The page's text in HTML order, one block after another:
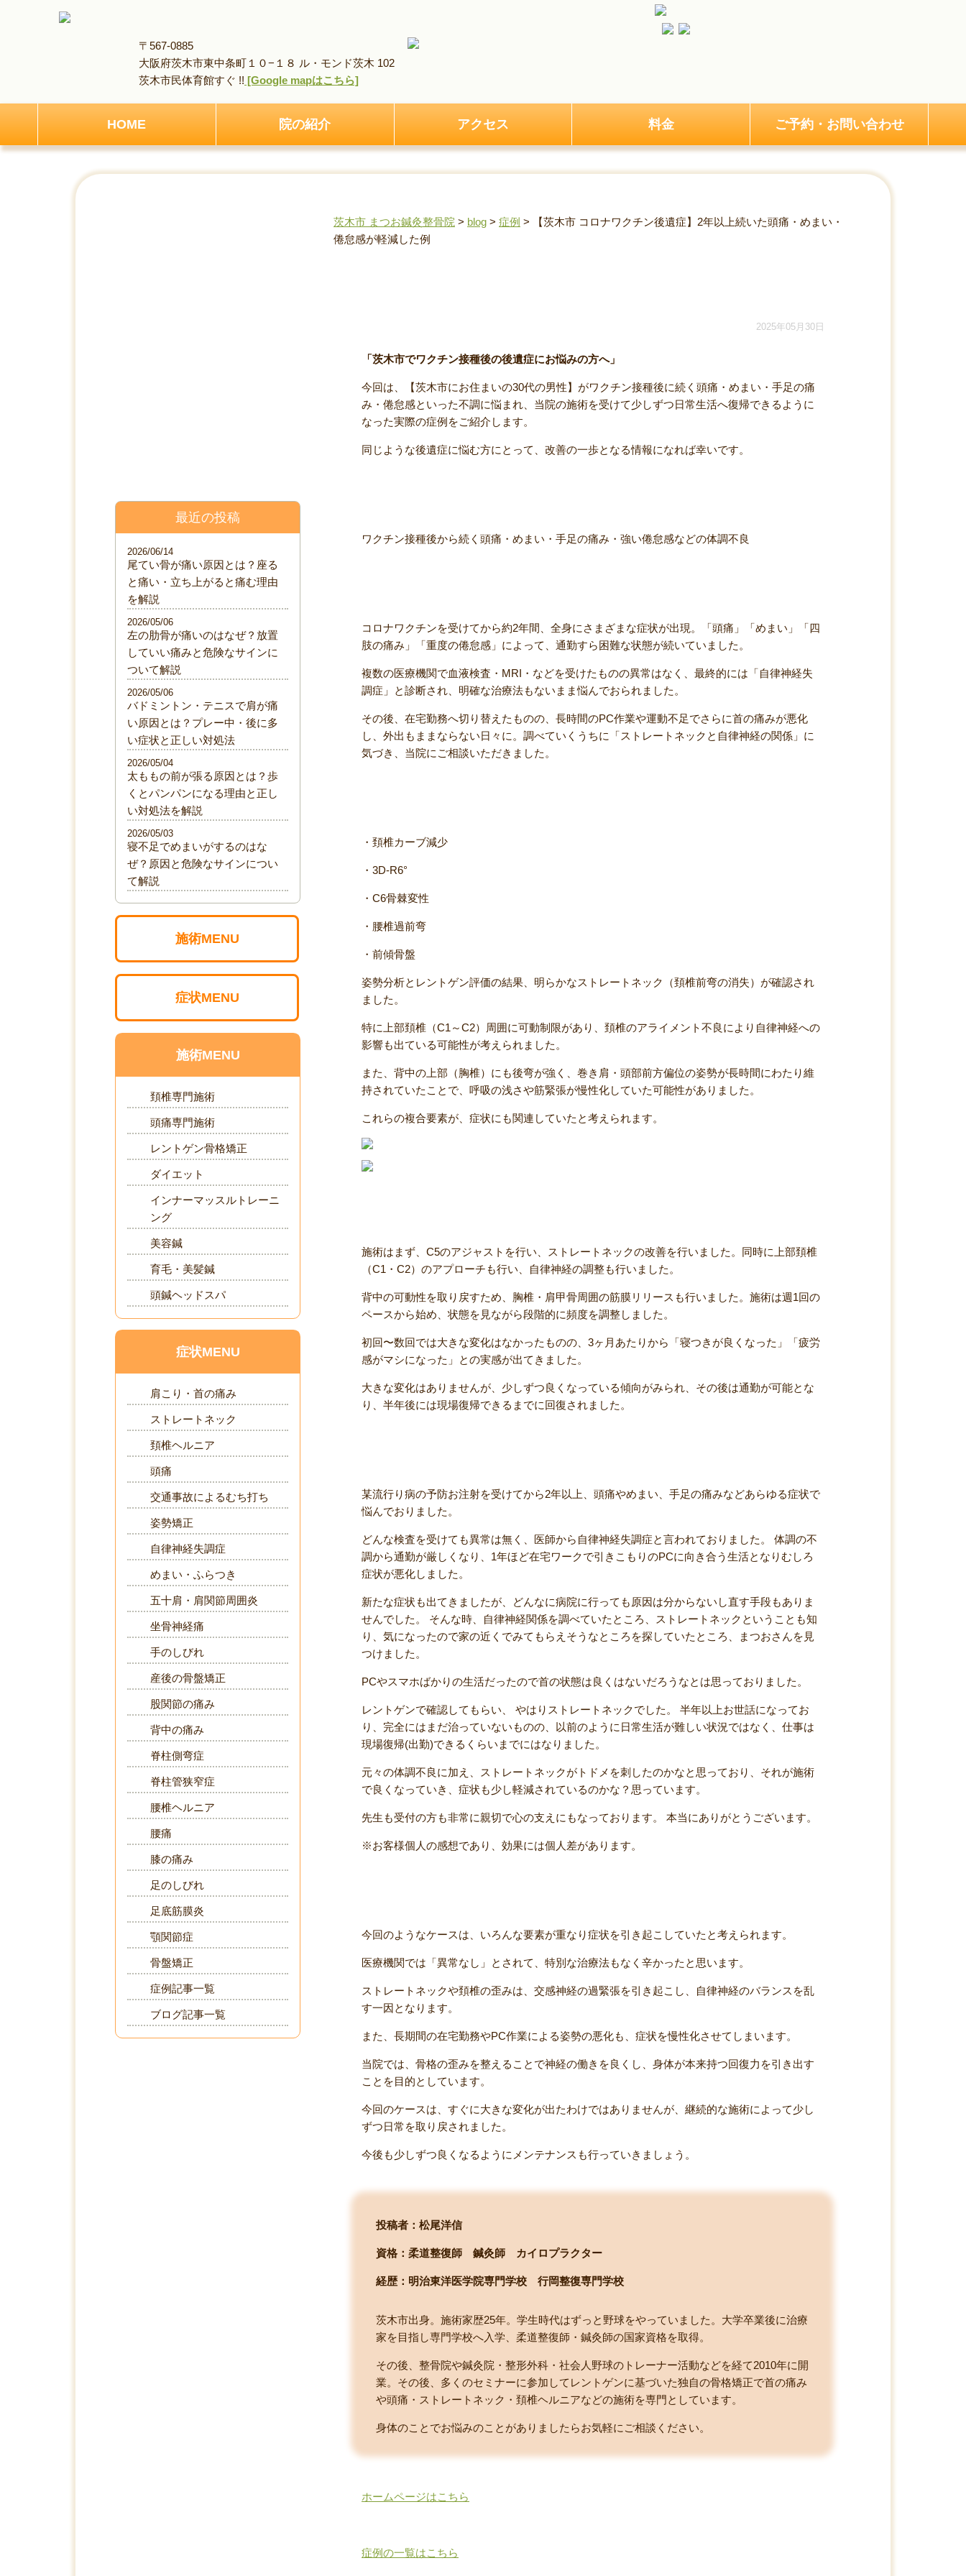
〒567-0885
大阪府茨木市東中条町１０−１８ ル・モンド茨木 102
茨木市民体育館すぐ !! [Google mapはこちら]
HOME 院の紹介 アクセス 料金 ご予約・お問い合わせ
茨木市 まつお鍼灸整骨院 > blog > 症例 >
【茨木市 コロナワクチン後遺症】2年以上続いた頭痛・めまい・
倦怠感が軽減した例
2025年05月30日
「茨木市でワクチン接種後の後遺症にお悩みの方へ」
今回は、【茨木市にお住まいの30代の男性】がワクチン接種後に続く頭痛・めまい・手足の痛
み・倦怠感といった不調に悩まれ、当院の施術を受けて少しずつ日常生活へ復帰できるように
なった実際の症例をご紹介します。
同じような後遺症に悩む方にとって、改善の一歩となる情報になれば幸いです。
ワクチン接種後から続く頭痛・めまい・手足の痛み・強い倦怠感などの体調不良
コロナワクチンを受けてから約2年間、全身にさまざまな症状が出現。「頭痛」「めまい」「四
肢の痛み」「重度の倦怠感」によって、通勤すら困難な状態が続いていました。
複数の医療機関で血液検査・MRI・などを受けたものの異常はなく、最終的には「自律神経失
調症」と診断され、明確な治療法もないまま悩んでおられました。
その後、在宅勤務へ切り替えたものの、長時間のPC作業や運動不足でさらに首の痛みが悪化
し、外出もままならない日々に。調べていくうちに「ストレートネックと自律神経の関係」に
気づき、当院にご相談いただきました。
・頚椎カーブ減少
・3D-R6°
・C6骨棘変性
・腰椎過前弯
・前傾骨盤
姿勢分析とレントゲン評価の結果、明らかなストレートネック（頚椎前弯の消失）が確認され
ました。
特に上部頚椎（C1～C2）周囲に可動制限があり、頚椎のアライメント不良により自律神経への
影響も出ている可能性が考えられました。
また、背中の上部（胸椎）にも後弯が強く、巻き肩・頭部前方偏位の姿勢が長時間にわたり維
持されていたことで、呼吸の浅さや筋緊張が慢性化していた可能性がありました。
これらの複合要素が、症状にも関連していたと考えられます。
施術はまず、C5のアジャストを行い、ストレートネックの改善を行いました。同時に上部頚椎
（C1・C2）のアプローチも行い、自律神経の調整も行いました。
背中の可動性を取り戻すため、胸椎・肩甲骨周囲の筋膜リリースも行いました。施術は週1回の
ペースから始め、状態を見ながら段階的に頻度を調整しました。
初回〜数回では大きな変化はなかったものの、3ヶ月あたりから「寝つきが良くなった」「疲労
感がマシになった」との実感が出てきました。
大きな変化はありませんが、少しずつ良くなっている傾向がみられ、その後は通勤が可能とな
り、半年後には現場復帰できるまでに回復されました。
某流行り病の予防お注射を受けてから2年以上、頭痛やめまい、手足の痛みなどあらゆる症状で
悩んでおりました。
どんな検査を受けても異常は無く、医師から自律神経失調症と言われておりました。 体調の不
調から通勤が厳しくなり、1年ほど在宅ワークで引きこもりのPCに向き合う生活となりむしろ
症状が悪化しました。
新たな症状も出てきましたが、どんなに病院に行っても原因は分からないし直す手段もありま
せんでした。 そんな時、自律神経関係を調べていたところ、ストレートネックということも知
り、気になったので家の近くでみてもらえそうなところを探していたところ、まつおさんを見
つけました。
PCやスマホばかりの生活だったので首の状態は良くはないだろうなとは思っておりました。
レントゲンで確認してもらい、 やはりストレートネックでした。 半年以上お世話になってお
り、完全にはまだ治っていないものの、以前のように日常生活が難しい状況ではなく、仕事は
現場復帰(出勤)できるくらいまでにはなりました。
元々の体調不良に加え、ストレートネックがトドメを刺したのかなと思っており、それが施術
で良くなっていき、症状も少し軽減されているのかな？思っています。
先生も受付の方も非常に親切で心の支えにもなっております。 本当にありがとうございます。
※お客様個人の感想であり、効果には個人差があります。
今回のようなケースは、いろんな要素が重なり症状を引き起こしていたと考えられます。
医療機関では「異常なし」とされて、特別な治療法もなく辛かったと思います。
ストレートネックや頚椎の歪みは、交感神経の過緊張を引き起こし、自律神経のバランスを乱
す一因となります。
また、長期間の在宅勤務やPC作業による姿勢の悪化も、症状を慢性化させてしまいます。
当院では、骨格の歪みを整えることで神経の働きを良くし、身体が本来持つ回復力を引き出す
ことを目的としています。
今回のケースは、すぐに大きな変化が出たわけではありませんが、継続的な施術によって少し
ずつ日常を取り戻されました。
今後も少しずつ良くなるようにメンテナンスも行っていきましょう。
投稿者：松尾洋信
資格：柔道整復師 鍼灸師 カイロプラクター
経歴：明治東洋医学院専門学校 行岡整復専門学校
茨木市出身。施術家歴25年。学生時代はずっと野球をやっていました。大学卒業後に治療
家を目指し専門学校へ入学、柔道整復師・鍼灸師の国家資格を取得。
その後、整骨院や鍼灸院・整形外科・社会人野球のトレーナー活動などを経て2010年に開
業。その後、多くのセミナーに参加してレントゲンに基づいた独自の骨格矯正で首の痛み
や頭痛・ストレートネック・頚椎ヘルニアなどの施術を専門としています。
身体のことでお悩みのことがありましたらお気軽にご相談ください。
ホームページはこちら
症例の一覧はこちら
最近の投稿
尾てい骨が痛い原因とは？座る
と痛い・立ち上がると痛む理由
を解説
2026/06/14
左の肋骨が痛いのはなぜ？放置
していい痛みと危険なサインに
ついて解説
2026/05/06
バドミントン・テニスで肩が痛
い原因とは？プレー中・後に多
い症状と正しい対処法
2026/05/06
太ももの前が張る原因とは？歩
くとパンパンになる理由と正し
い対処法を解説
2026/05/04
寝不足でめまいがするのはな
ぜ？原因と危険なサインについ
て解説
2026/05/03
施術MENU
症状MENU
施術MENU
頚椎専門施術
頭痛専門施術
レントゲン骨格矯正
ダイエット
インナーマッスルトレーニ
ング
美容鍼
育毛・美髪鍼
頭鍼ヘッドスパ
症状MENU
肩こり・首の痛み
ストレートネック
頚椎ヘルニア
頭痛
交通事故によるむち打ち
姿勢矯正
自律神経失調症
めまい・ふらつき
五十肩・肩関節周囲炎
坐骨神経痛
手のしびれ
産後の骨盤矯正
股関節の痛み
背中の痛み
脊柱側弯症
脊柱管狭窄症
腰椎ヘルニア
腰痛
膝の痛み
足のしびれ
足底筋膜炎
顎関節症
骨盤矯正
症例記事一覧
ブログ記事一覧